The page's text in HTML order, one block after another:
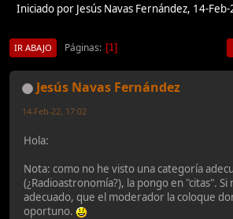
Iniciado por Jesús Navas Fernández, 14-
IR ABAJO Páginas 1
Jesús Navas Fernández
14-Feb-22, 17:02
Hola:
Nota: como no he visto una categoría
(¿Radioastronomía?), la pongo en "citas". Si
adecuado, que el moderador la coloque
oportuno.